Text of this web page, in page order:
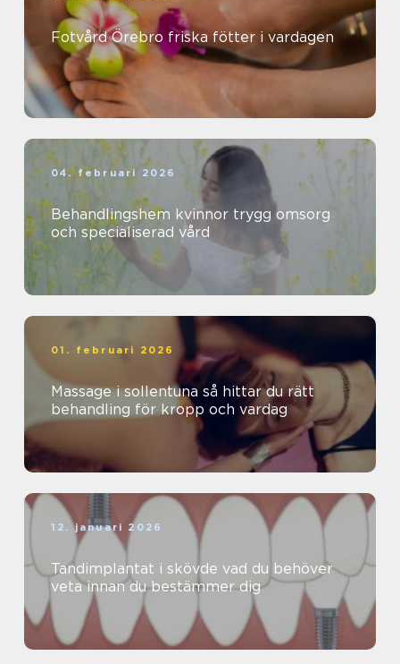
Fotvård Örebro friska fötter i vardagen
04. februari 2026
Behandlingshem kvinnor trygg omsorg
och specialiserad vård
01. februari 2026
Massage i sollentuna så hittar du rätt
behandling för kropp och vardag
12. januari 2026
Tandimplantat i skövde vad du behöver
veta innan du bestämmer dig